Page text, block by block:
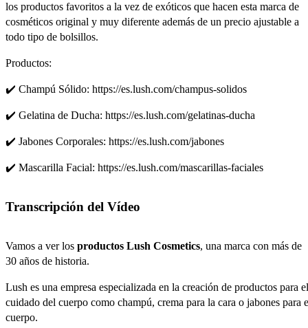
los productos favoritos a la vez de exóticos que hacen esta marca de
cosméticos original y muy diferente además de un precio ajustable a
todo tipo de bolsillos.
Productos:
✔️ Champú Sólido: https://es.lush.com/champus-solidos
✔️ Gelatina de Ducha: https://es.lush.com/gelatinas-ducha
✔️ Jabones Corporales: https://es.lush.com/jabones
✔️ Mascarilla Facial: https://es.lush.com/mascarillas-faciales
Transcripción del Vídeo
Vamos a ver los productos Lush Cosmetics, una marca con más de
30 años de historia.
Lush es una empresa especializada en la creación de productos para el
cuidado del cuerpo como champú, crema para la cara o jabones para
cuerpo.